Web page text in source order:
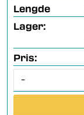
Lengde
Lager:
Pris:
-